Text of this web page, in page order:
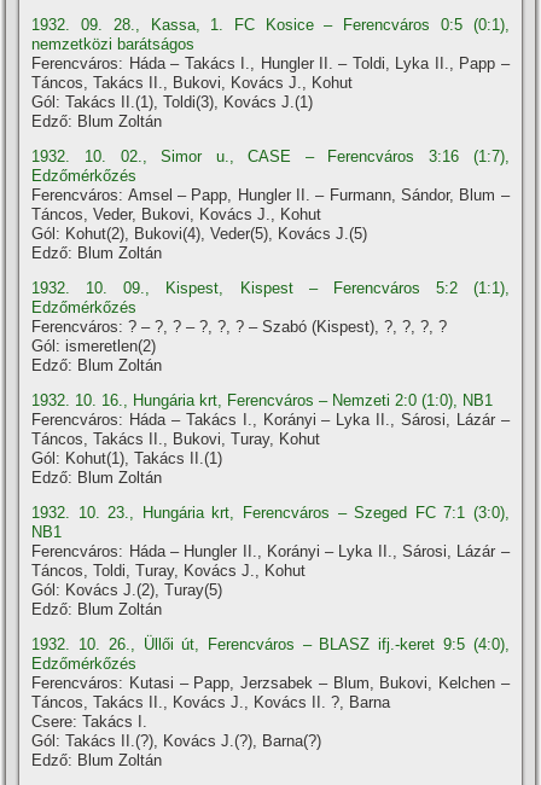
1932. 09. 28., Kassa, 1. FC Kosice – Ferencváros 0:5 (0:1),
nemzetközi barátságos
Ferencváros: Háda – Takács I., Hungler II. – Toldi, Lyka II., Papp –
Táncos, Takács II., Bukovi, Kovács J., Kohut
Gól: Takács II.(1), Toldi(3), Kovács J.(1)
Edző: Blum Zoltán
1932. 10. 02., Simor u., CASE – Ferencváros 3:16 (1:7),
Edzőmérkőzés
Ferencváros: Amsel – Papp, Hungler II. – Furmann, Sándor, Blum –
Táncos, Veder, Bukovi, Kovács J., Kohut
Gól: Kohut(2), Bukovi(4), Veder(5), Kovács J.(5)
Edző: Blum Zoltán
1932. 10. 09., Kispest, Kispest – Ferencváros 5:2 (1:1),
Edzőmérkőzés
Ferencváros: ? – ?, ? – ?, ?, ? – Szabó (Kispest), ?, ?, ?, ?
Gól: ismeretlen(2)
Edző: Blum Zoltán
1932. 10. 16., Hungária krt, Ferencváros – Nemzeti 2:0 (1:0), NB1
Ferencváros: Háda – Takács I., Korányi – Lyka II., Sárosi, Lázár –
Táncos, Takács II., Bukovi, Turay, Kohut
Gól: Kohut(1), Takács II.(1)
Edző: Blum Zoltán
1932. 10. 23., Hungária krt, Ferencváros – Szeged FC 7:1 (3:0),
NB1
Ferencváros: Háda – Hungler II., Korányi – Lyka II., Sárosi, Lázár –
Táncos, Toldi, Turay, Kovács J., Kohut
Gól: Kovács J.(2), Turay(5)
Edző: Blum Zoltán
1932. 10. 26., Üllői út, Ferencváros – BLASZ ifj.-keret 9:5 (4:0),
Edzőmérkőzés
Ferencváros: Kutasi – Papp, Jerzsabek – Blum, Bukovi, Kelchen –
Táncos, Takács II., Kovács J., Kovács II. ?, Barna
Csere: Takács I.
Gól: Takács II.(?), Kovács J.(?), Barna(?)
Edző: Blum Zoltán